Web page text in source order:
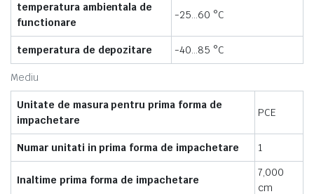
Mediu
temperatura ambientala de
functionare
-25…60 °C
temperatura de depozitare -40…85 °C
Unitate de masura pentru prima forma de
impachetare
PCE
Numar unitati in prima forma de impachetare 1
Inaltime prima forma de impachetare
7,000
cm